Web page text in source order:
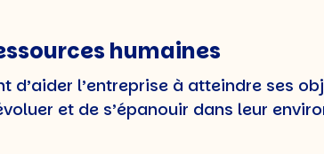
humaines
d’aider l’entreprise à atteindre ses
et de s’épanouir dans leur